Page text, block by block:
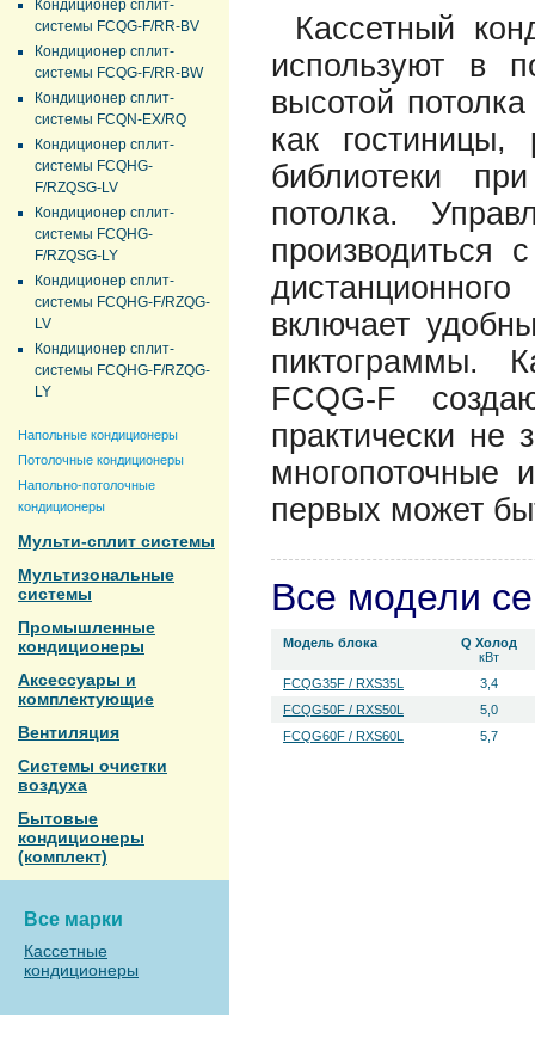
Кондиционер сплит-
системы FCQG-F/RR-BV
Кондиционер сплит-
системы FCQG-F/RR-BW
Кондиционер сплит-
системы FCQN-EX/RQ
Кондиционер сплит-
системы FCQHG-
F/RZQSG-LV
Кондиционер сплит-
системы FCQHG-
F/RZQSG-LY
Кондиционер сплит-
системы FCQHG-F/RZQG-
LV
Кондиционер сплит-
системы FCQHG-F/RZQG-
LY
Напольные кондиционеры
Потолочные кондиционеры
Напольно-потолочные
кондиционеры
Мульти-сплит системы
Мультизональные
системы
Промышленные
кондиционеры
Аксессуары и
комплектующие
Вентиляция
Системы очистки
воздуха
Бытовые
кондиционеры
(комплект)
Все марки
Кассетные
кондиционеры
Кассетный
используют в
высотой
как гостиницы,
библиотеки
потолка.
производиться
включает
пиктограммы.
FCQG-F
практически не
многопоточные
первых может
Все модели
Модель блока
Q Холод
кВт
FCQG35F / RXS35L
3,4
FCQG50F / RXS50L
5,0
FCQG60F / RXS60L
5,7